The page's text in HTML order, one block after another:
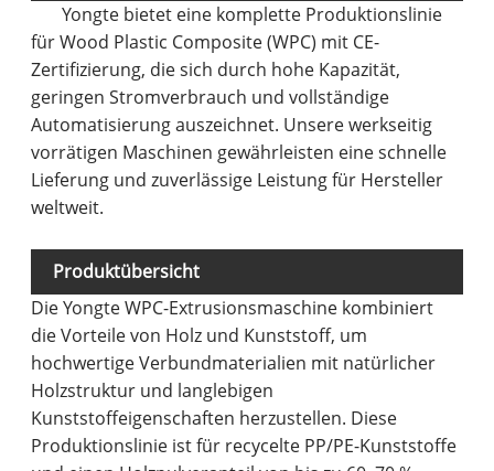
Yongte bietet eine komplette Produktionslinie
für Wood Plastic Composite (WPC) mit CE-
Zertifizierung, die sich durch hohe Kapazität,
geringen Stromverbrauch und vollständige
Automatisierung auszeichnet. Unsere werkseitig
vorrätigen Maschinen gewährleisten eine schnelle
Lieferung und zuverlässige Leistung für Hersteller
weltweit.
Produktübersicht
Die Yongte WPC-Extrusionsmaschine kombiniert
die Vorteile von Holz und Kunststoff, um
hochwertige Verbundmaterialien mit natürlicher
Holzstruktur und langlebigen
Kunststoffeigenschaften herzustellen. Diese
Produktionslinie ist für recycelte PP/PE-Kunststoffe